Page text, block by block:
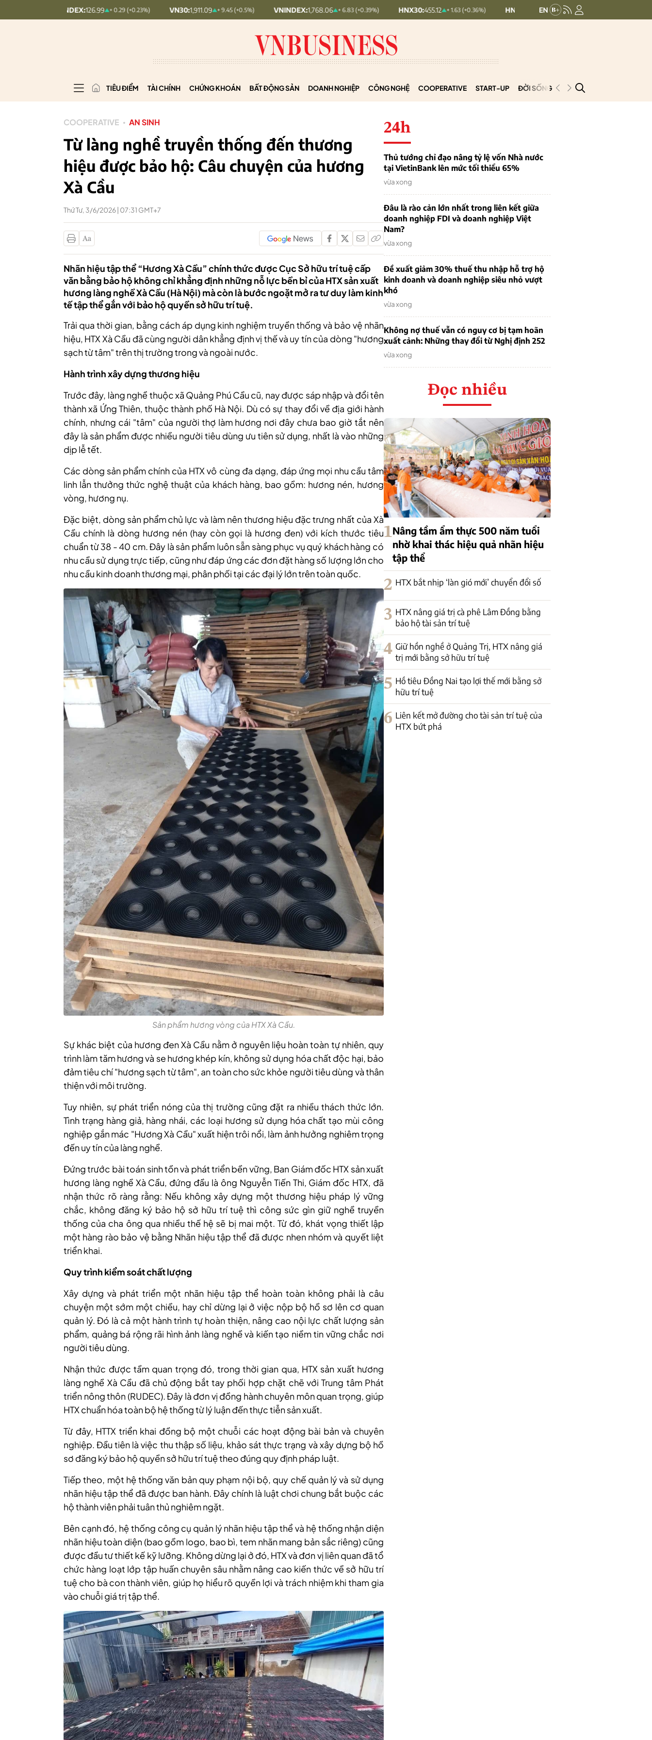
+ 0.29 (+0.23%) VN30:1,911.09 + 9.45 (+0.5%) VNINDEX: 1,768.06 + 6.83 (+0.39%) HNX30: + 1.63 (+0.36%) HNXINDEX: 293.44 + 0.25 (+0.09%)
TIÊU ĐIỂM TÀI CHÍNH CHỨNG KHOÁN BẤT ĐỘNG SẢN DOANH NGHIỆP CÔNG NGHỆ COOPERATIVE START-UP ĐỜI SỐNG PODCAST
COOPERATIVE AN SINH
Từ làng nghề truyền thống đến thương
hiệu được bảo hộ: Câu chuyện của hương
Xà Cầu
Thứ Tư, 3/6/2026 | 07:31 GMT+7
Nhãn hiệu tập thể “Hương Xà Cầu” chính thức được Cục Sở hữu trí tuệ cấp
văn bằng bảo hộ không chỉ khẳng định những nỗ lực bền bỉ của HTX sản xuất
hương làng nghề Xà Cầu (Hà Nội) mà còn là bước ngoặt mở ra tư duy làm kinh
tế tập thể gắn với bảo hộ quyền sở hữu trí tuệ.
Trải qua thời gian, bằng cách áp dụng kinh nghiệm truyền thống và bảo vệ nhãn
hiệu, HTX Xà Cầu đã cùng người dân khẳng định vị thế và uy tín của dòng "hương
sạch từ tâm" trên thị trường trong và ngoài nước.
Hành trình xây dựng thương hiệu
Trước đây, làng nghề thuộc xã Quảng Phú Cầu cũ, nay được sáp nhập và đổi tên
thành xã Ứng Thiên, thuộc thành phố Hà Nội. Dù có sự thay đổi về địa giới hành
chính, nhưng cái "tâm" của người thợ làm hương nơi đây chưa bao giờ tắt nên
đây là sản phẩm được nhiều người tiêu dùng ưu tiên sử dụng, nhất là vào những
dịp lễ tết.
Các dòng sản phẩm chính của HTX vô cùng đa dạng, đáp ứng mọi nhu cầu tâm
linh lẫn thưởng thức nghệ thuật của khách hàng, bao gồm: hương nén, hương
vòng, hương nụ.
Đặc biệt, dòng sản phẩm chủ lực và làm nên thương hiệu đặc trưng nhất của Xà
Cầu chính là dòng hương nén (hay còn gọi là hương đen) với kích thước tiêu
chuẩn từ 38 - 40 cm. Đây là sản phẩm luôn sẵn sàng phục vụ quý khách hàng có
nhu cầu sử dụng trực tiếp, cũng như đáp ứng các đơn đặt hàng số lượng lớn cho
nhu cầu kinh doanh thương mại, phân phối tại các đại lý lớn trên toàn quốc.
Sản phẩm hương vòng của HTX Xà Cầu.
Sự khác biệt của hương đen Xà Cầu nằm ở nguyên liệu hoàn toàn tự nhiên, quy
trình làm tăm hương và se hương khép kín, không sử dụng hóa chất độc hại, bảo
đảm tiêu chí "hương sạch từ tâm", an toàn cho sức khỏe người tiêu dùng và thân
thiện với môi trường.
Tuy nhiên, sự phát triển nóng của thị trường cũng đặt ra nhiều thách thức lớn.
Tình trạng hàng giả, hàng nhái, các loại hương sử dụng hóa chất tạo mùi công
nghiệp gắn mác "Hương Xà Cầu" xuất hiện trôi nổi, làm ảnh hưởng nghiêm trọng
đến uy tín của làng nghề.
Đứng trước bài toán sinh tồn và phát triển bền vững, Ban Giám đốc HTX sản xuất
hương làng nghề Xà Cầu, đứng đầu là ông Nguyễn Tiến Thi, Giám đốc HTX, đã
nhận thức rõ ràng rằng: Nếu không xây dựng một thương hiệu pháp lý vững
chắc, không đăng ký bảo hộ sở hữu trí tuệ thì công sức gìn giữ nghề truyền
thống của cha ông qua nhiều thế hệ sẽ bị mai một. Từ đó, khát vọng thiết lập
một hàng rào bảo vệ bằng Nhãn hiệu tập thể đã được nhen nhóm và quyết liệt
triển khai.
Quy trình kiểm soát chất lượng
Xây dựng và phát triển một nhãn hiệu tập thể hoàn toàn không phải là câu
chuyện một sớm một chiều, hay chỉ dừng lại ở việc nộp bộ hồ sơ lên cơ quan
quản lý. Đó là cả một hành trình tự hoàn thiện, nâng cao nội lực chất lượng sản
phẩm, quảng bá rộng rãi hình ảnh làng nghề và kiến tạo niềm tin vững chắc nơi
người tiêu dùng.
Nhận thức được tầm quan trọng đó, trong thời gian qua, HTX sản xuất hương
làng nghề Xà Cầu đã chủ động bắt tay phối hợp chặt chẽ với Trung tâm Phát
triển nông thôn (RUDEC). Đây là đơn vị đồng hành chuyên môn quan trọng, giúp
HTX chuẩn hóa toàn bộ hệ thống từ lý luận đến thực tiễn sản xuất.
Từ đây, HTTX triển khai đồng bộ một chuỗi các hoạt động bài bản và chuyên
nghiệp. Đầu tiên là việc thu thập số liệu, khảo sát thực trạng và xây dựng bộ hồ
sơ đăng ký bảo hộ quyền sở hữu trí tuệ theo đúng quy định pháp luật.
Tiếp theo, một hệ thống văn bản quy phạm nội bộ, quy chế quản lý và sử dụng
nhãn hiệu tập thể đã được ban hành. Đây chính là luật chơi chung bắt buộc các
hộ thành viên phải tuân thủ nghiêm ngặt.
Bên cạnh đó, hệ thống công cụ quản lý nhãn hiệu tập thể và hệ thống nhận diện
nhãn hiệu toàn diện (bao gồm logo, bao bì, tem nhãn mang bản sắc riêng) cũng
được đầu tư thiết kế kỹ lưỡng. Không dừng lại ở đó, HTX và đơn vị liên quan đã tổ
chức hàng loạt lớp tập huấn chuyên sâu nhằm nâng cao kiến thức về sở hữu trí
tuệ cho bà con thành viên, giúp họ hiểu rõ quyền lợi và trách nhiệm khi tham gia
vào chuỗi giá trị tập thể.
24h
Thủ tướng chỉ đạo nâng tỷ lệ vốn Nhà nước
tại VietinBank lên mức tối thiểu 65%
vừa xong
Đâu là rào cản lớn nhất trong liên kết giữa
doanh nghiệp FDI và doanh nghiệp Việt
Nam?
vừa xong
Đề xuất giảm 30% thuế thu nhập hỗ trợ hộ
kinh doanh và doanh nghiệp siêu nhỏ vượt
khó
vừa xong
Không nợ thuế vẫn có nguy cơ bị tạm hoãn
xuất cảnh: Những thay đổi từ Nghị định 252
vừa xong
Đọc nhiều
1Nâng tầm ẩm thực 500 năm tuổi
nhờ khai thác hiệu quả nhãn hiệu
tập thể
2 HTX bắt nhịp ‘làn gió mới’ chuyển đổi số
3 HTX nâng giá trị cà phê Lâm Đồng bằng
bảo hộ tài sản trí tuệ
4 Giữ hồn nghề ở Quảng Trị, HTX nâng giá
trị mới bằng sở hữu trí tuệ
5 Hồ tiêu Đồng Nai tạo lợi thế mới bằng sở
hữu trí tuệ
6 Liên kết mở đường cho tài sản trí tuệ của
HTX bứt phá